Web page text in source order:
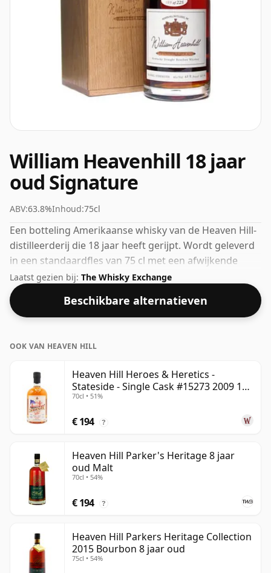
William Heavenhill 18 jaar
oud Signature
ABV:63.8%Inhoud:75cl
Een botteling Amerikaanse whisky van de Heaven Hill-
distilleerderij die 18 jaar heeft gerijpt. Wordt geleverd
in een standaardfles van 75 cl met een afwijkende
sterkte van 63,8%.
Laatst gezien bij: The Whisky Exchange
Beschikbare alternatieven
OOK VAN HEAVEN HILL
Heaven Hill Heroes & Heretics -
Stateside - Single Cask #15273 2009 11
jaar oud
70cl • 51%
€ 194 ?
Heaven Hill Parker's Heritage 8 jaar
oud Malt
70cl • 54%
€ 194 ?
Heaven Hill Parkers Heritage Collection
2015 Bourbon 8 jaar oud
75cl • 54%